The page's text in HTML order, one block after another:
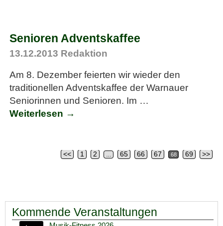
Senioren Adventskaffee
13.12.2013 Redaktion
Am 8. Dezember feierten wir wieder den
traditionellen Adventskaffee der Warnauer
Seniorinnen und Senioren. Im …
Weiterlesen →
<< 1 2 65 66 67 68 69 >>
Kommende Veranstaltungen